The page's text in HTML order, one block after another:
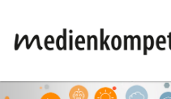
springen